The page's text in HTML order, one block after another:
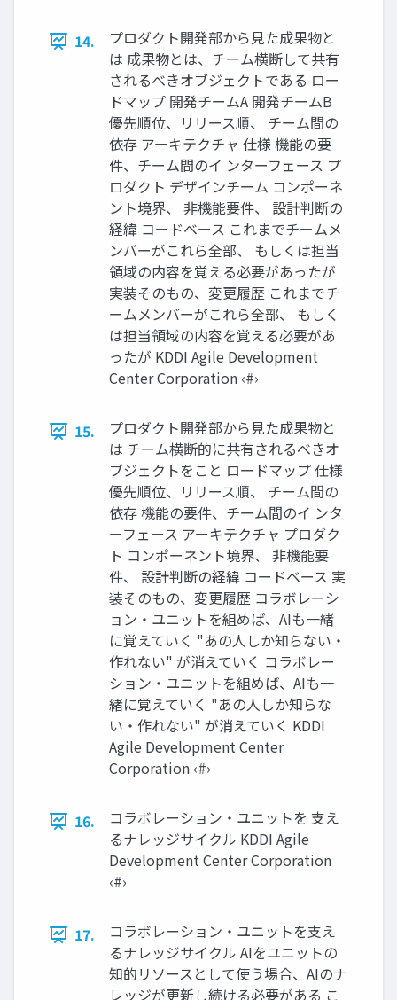
14.
プロダクト開発部から見た成果物と
は 成果物とは、チーム横断して共有
されるべきオブジェクトである ロー
ドマップ 開発チームA 開発チームB
優先順位、リリース順、 チーム間の
依存 アーキテクチャ 仕様 機能の要
件、チーム間のイ ンターフェース プ
ロダクト デザインチーム コンポーネ
ント境界、 非機能要件、 設計判断の
経緯 コードベース これまでチームメ
ンバーがこれら全部、 もしくは担当
領域の内容を覚える必要があったが
実装そのもの、変更履歴 これまでチ
ームメンバーがこれら全部、 もしく
は担当領域の内容を覚える必要があ
ったが KDDI Agile Development
Center Corporation ‹#›
15.
プロダクト開発部から見た成果物と
は チーム横断的に共有されるべきオ
ブジェクトをこと ロードマップ 仕様
優先順位、リリース順、 チーム間の
依存 機能の要件、チーム間のイ ンタ
ーフェース アーキテクチャ プロダク
ト コンポーネント境界、 非機能要
件、 設計判断の経緯 コードベース 実
装そのもの、変更履歴 コラボレーシ
ョン・ユニットを組めば、AIも一緒
に覚えていく "あの人しか知らない・
作れない" が消えていく コラボレー
ション・ユニットを組めば、AIも一
緒に覚えていく "あの人しか知らな
い・作れない" が消えていく KDDI
Agile Development Center
Corporation ‹#›
16.
コラボレーション・ユニットを 支え
るナレッジサイクル KDDI Agile
Development Center Corporation
‹#›
17.
コラボレーション・ユニットを支え
るナレッジサイクル AIをユニットの
知的リソースとして使う場合、AIのナ
レッジが更新し続ける必要がある こ